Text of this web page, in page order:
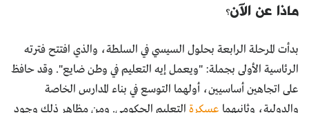
ماذا عن الآن؟
بدأت المرحلة الرابعة بحلول السيسي في السلطة، والذي افتتح فترته
الرئاسية الأولى بجملة: "ويعمل إيه التعليم في وطن ضايع". وقد حافظ
على اتجاهين أساسيين، أولهما التوسع في بناء المدارس الخاصة
والدولية، وثانيهما عسكرة التعليم الحكومي. ومن مظاهر ذلك وجود